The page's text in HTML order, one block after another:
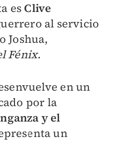
es Clive
al servicio
Joshua,
Fénix.
en un
por la
y el
un